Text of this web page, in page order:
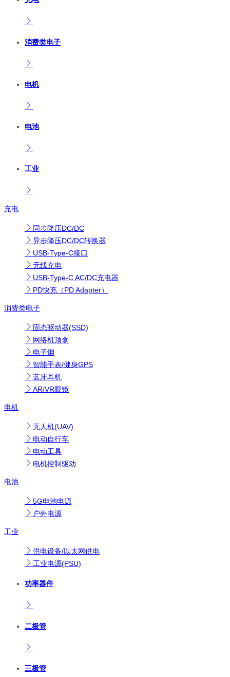
消费类电子
电机
电池
工业
充电
同步降压DC/DC
异步降压DC/DC转换器
USB-Type-C接口
无线充电
USB-Type-C AC/DC充电器
PD快充（PD Adapter）
消费类电子
固态驱动器(SSD)
网络机顶盒
电子烟
智能手表/健身GPS
蓝牙耳机
AR/VR眼镜
电机
无人机(UAV)
电动自行车
电动工具
电机控制驱动
电池
5G电池电源
户外电源
工业
供电设备/以太网供电
工业电源(PSU)
功率器件
二极管
三极管